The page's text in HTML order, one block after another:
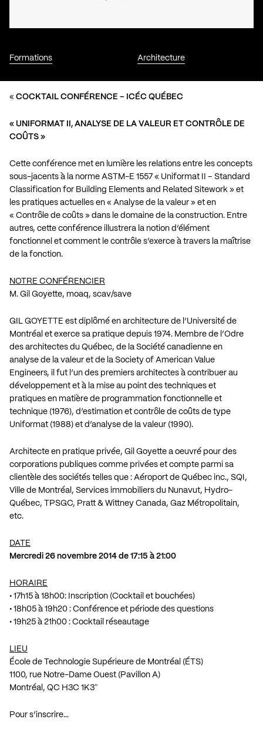
Formations Architecture
« COCKTAIL CONFÉRENCE – ICÉC QUÉBEC
« UNIFORMAT II, ANALYSE DE LA VALEUR ET CONTRÔLE DE
COÛTS »
Cette conférence met en lumière les relations entre les concepts
sous-jacents à la norme ASTM-E 1557 « Uniformat II – Standard
Classification for Building Elements and Related Sitework » et
les pratiques actuelles en « Analyse de la valeur » et en
« Contrôle de coûts » dans le domaine de la construction. Entre
autres, cette conférence illustrera la notion d’élément
fonctionnel et comment le contrôle s’exerce à travers la maîtrise
de la fonction.
NOTRE CONFÉRENCIER
M. Gil Goyette, moaq, scav/save
GIL GOYETTE est diplômé en architecture de l’Université de
Montréal et exerce sa pratique depuis 1974. Membre de l’Odre
des architectes du Québec, de la Société canadienne en
analyse de la valeur et de la Society of American Value
Engineers, il fut l’un des premiers architectes à contribuer au
développement et à la mise au point des techniques et
pratiques en matière de programmation fonctionnelle et
technique (1976), d’estimation et contrôle de coûts de type
Uniformat (1988) et d’analyse de la valeur (1990).
Architecte en pratique privée, Gil Goyette a oeuvré pour des
corporations publiques comme privées et compte parmi sa
clientèle des sociétés telles que : Aéroport de Québec inc., SQI,
Ville de Montréal, Services immobiliers du Nunavut, Hydro-
Québec, TPSGC, Pratt & Wittney Canada, Gaz Métropolitain,
etc.
DATE
Mercredi 26 novembre 2014 de 17:15 à 21:00
HORAIRE
• 17h15 à 18h00: Inscription (Cocktail et bouchées)
• 18h05 à 19h20 : Conférence et période des questions
• 19h25 à 21h00 : Cocktail réseautage
LIEU
École de Technologie Supérieure de Montréal (ÉTS)
1100, rue Notre-Dame Ouest (Pavillon A)
Montréal, QC H3C 1K3″
Pour s’inscrire…